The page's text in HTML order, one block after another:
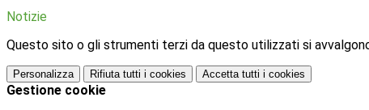
Notizie
Questo sito o gli strumenti terzi da questo utilizzati si
Personalizza Rifiuta tutti i cookies Accetta tutti i cookies
Gestione cookie